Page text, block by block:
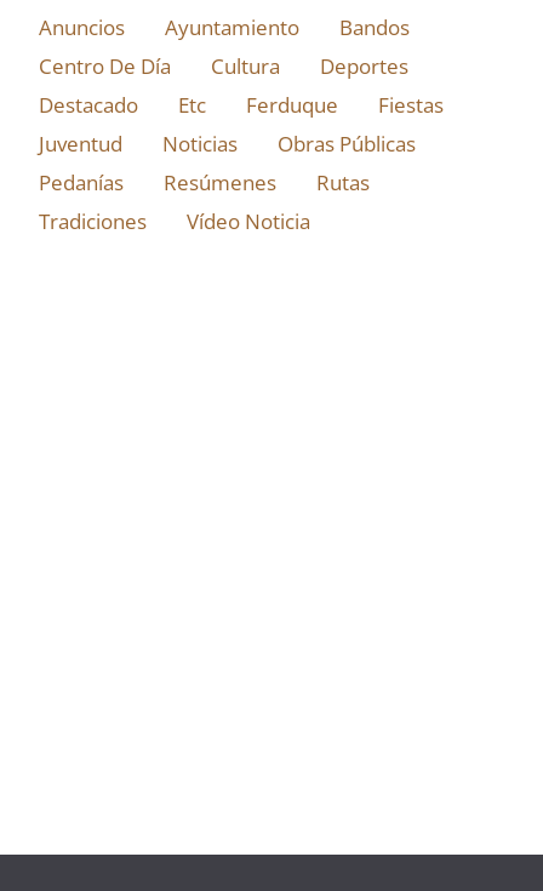
Anuncios Ayuntamiento
Bandos
Centro De Día
Cultura
Deportes
Destacado
Etc Ferduque
Fiestas
Juventud
Noticias
Obras Públicas
Pedanías
Resúmenes
Rutas
Tradiciones
Vídeo Noticia